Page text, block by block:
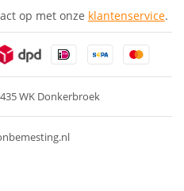
op met onze klantenservice.
WK Donkerbroek